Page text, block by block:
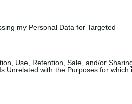
my Personal Data for Targeted
Use, Retention, Sale, and/or
Unrelated with the Purposes for which